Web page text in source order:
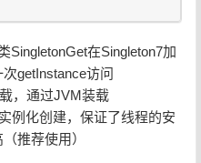
SingletonGet在Singleton7加
getInstance访问
，通过JVM装载
例化创建，保证了线程的安
推荐使用）